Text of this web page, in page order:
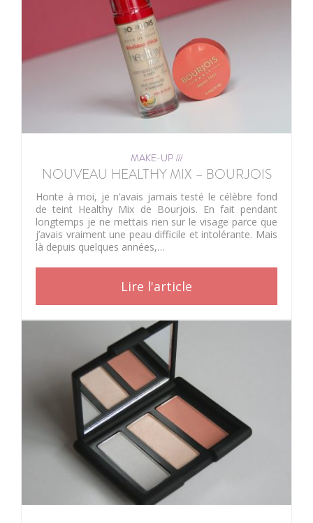
MAKE-UP ///
NOUVEAU HEALTHY MIX – BOURJOIS
Honte à moi, je n’avais jamais testé le célèbre fond
de teint Healthy Mix de Bourjois. En fait pendant
longtemps je ne mettais rien sur le visage parce que
j’avais vraiment une peau difficile et intolérante. Mais
là depuis quelques années,…
Lire l'article